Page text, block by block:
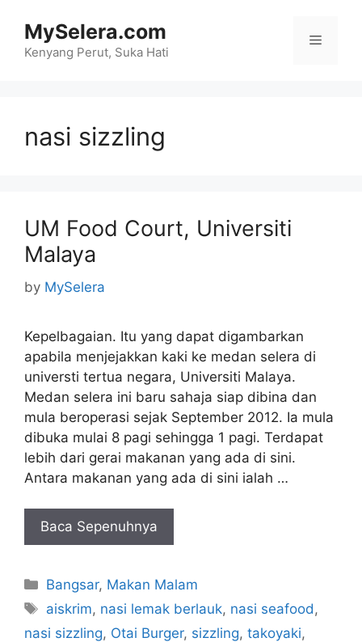
content
MySelera.com
Kenyang Perut, Suka Hati
Menu
nasi sizzling
UM Food Court, Universiti
Malaya
by MySelera
Kepelbagaian. Itu yang dapat digambarkan
apabila menjejakkan kaki ke medan selera di
universti tertua negara, Universiti Malaya.
Medan selera ini baru sahaja siap dibina dan
mula beroperasi sejak September 2012. Ia mula
dibuka mulai 8 pagi sehingga 1 pagi. Terdapat
lebih dari gerai makanan yang ada di sini.
Antara makanan yang ada di sini ialah …
Baca Sepenuhnya
Categories
Bangsar, Makan Malam
Tags
aiskrim, nasi lemak berlauk, nasi seafood,
nasi sizzling, Otai Burger, sizzling, takoyaki,